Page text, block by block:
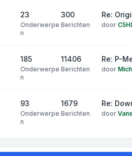
23
Onderwerpe
n
300
Berichten
Re:
door
185
Onderwerpe
n
11406
Berichten
Re: P-
door
93
Onderwerpe
n
1679
Berichten
Re:
door